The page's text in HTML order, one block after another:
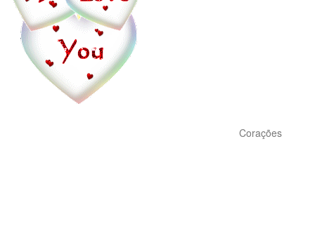
Corações